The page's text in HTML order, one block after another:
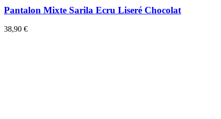
Pantalon Mixte Sarila Ecru Liseré Chocolat
38,90 €